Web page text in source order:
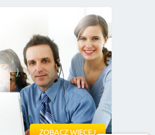
ZOBACZ WIĘCEJ